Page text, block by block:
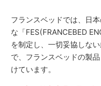
フランスベッドでは、日
な「FES(FRANCEBED
を制定し、一切妥協しな
で、フランスベッドの製
けています。